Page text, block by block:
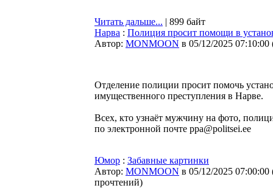
Читать дальше... | 899 байт
Нарва : Полиция просит помощи в
Автор: MONMOON в 05/12/2025 07:10:00
Отделение полиции просит помочь
имущественного преступления в Нарве.
Всех, кто узнаёт мужчину на фото,
по электронной почте ppa@politsei.ee
Юмор : Забавные картинки
Автор: MONMOON в 05/12/2025 07:00:00
прочтений)